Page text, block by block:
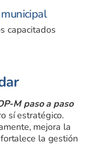
capacitados
M paso a paso
sí estratégico.
mejora la
la gestión